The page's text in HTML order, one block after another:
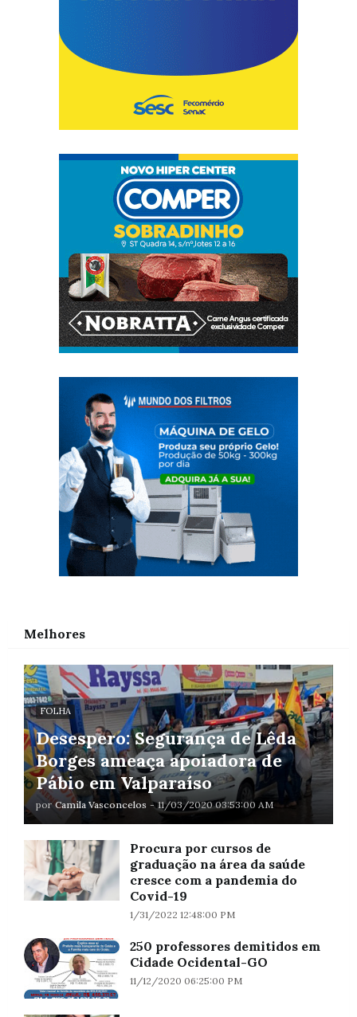
Melhores
FOLHA
Desespero: Segurança de Lêda
Borges ameaça apoiadora de
Pábio em Valparaíso
por Camila Vasconcelos - 11/03/2020 03:53:00 AM
Procura por cursos de
graduação na área da saúde
cresce com a pandemia do
Covid-19
1/31/2022 12:48:00 PM
250 professores demitidos em
Cidade Ocidental-GO
11/12/2020 06:25:00 PM